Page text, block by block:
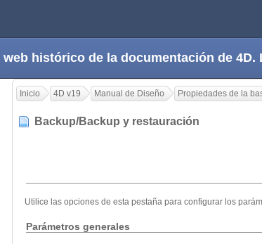
histórico de la documentación de
Inicio 4D v19 Manual de Diseño Propiedades de la
Backup/Backup y restauración
Utilice las opciones de esta pestaña para configurar los
Parámetros generales